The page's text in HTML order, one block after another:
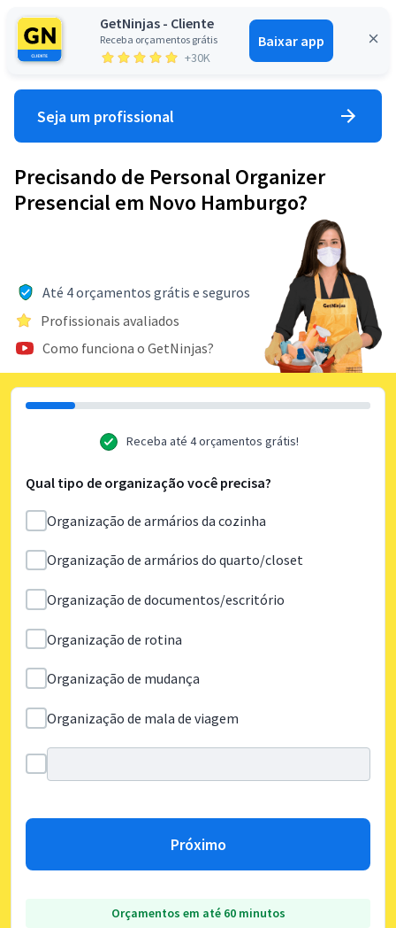
GetNinjas - Cliente
Receba orçamentos grátis
+30K
Baixar app
Entrar
Seja um profissional
Precisando de Personal Organizer
Presencial em Novo Hamburgo?
Até 4 orçamentos grátis e seguros
Profissionais avaliados
Como funciona o GetNinjas?
Receba até 4 orçamentos grátis!
Qual tipo de organização você precisa?
Organização de armários da cozinha
Organização de armários do quarto/closet
Organização de documentos/escritório
Organização de rotina
Organização de mudança
Organização de mala de viagem
Próximo
Orçamentos em até 60 minutos